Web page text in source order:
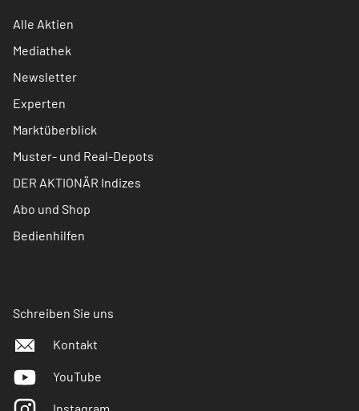
Alle Aktien
Mediathek
Newsletter
Experten
Marktüberblick
Muster- und Real-Depots
DER AKTIONÄR Indizes
Abo und Shop
Bedienhilfen
Schreiben Sie uns
Kontakt
YouTube
Instagram